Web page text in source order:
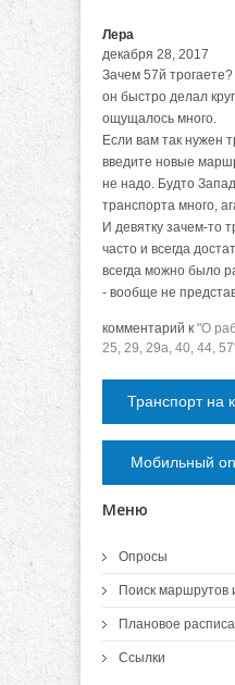
Лера
декабря 28, 2017
Зачем 57й
он быстро делал
ощущалось много.
Если вам так нужен
введите новые
не надо. Будто
транспорта много,
И девятку зачем-то
часто и всегда
всегда можно было
- вообще не
комментарий к "О
25, 29, 29а, 40, 44,
Транспорт на
Мобильный
Меню
Опросы
Поиск маршрутов
Плановое
Ссылки